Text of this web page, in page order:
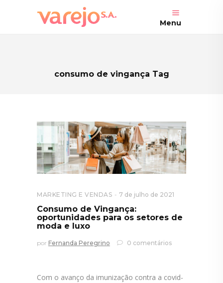
Menu
consumo de vingança Tag
MARKETING E VENDAS 7 de julho de 2021
Consumo de Vingança:
oportunidades para os setores de
moda e luxo
por Fernanda Peregrino 0 comentários
Com o avanço da imunização contra a covid-